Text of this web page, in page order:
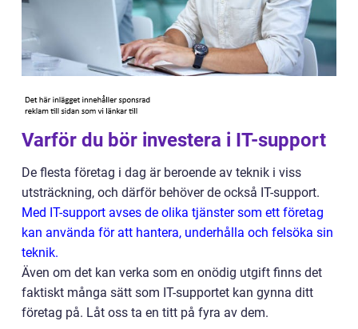
Varför du bör investera i IT-support
De flesta företag i dag är beroende av teknik i viss
utsträckning, och därför behöver de också IT-support.
Med IT-support avses de olika tjänster som ett företag
kan använda för att hantera, underhålla och felsöka sin
teknik.
Även om det kan verka som en onödig utgift finns det
faktiskt många sätt som IT-supportet kan gynna ditt
företag på. Låt oss ta en titt på fyra av dem.